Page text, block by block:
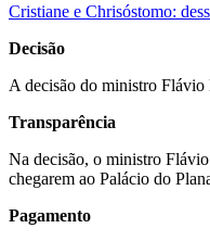
Cristiane e Chrisóstomo:
Decisão
A decisão do ministro Flávio
Transparência
Na decisão, o ministro Flávio
chegarem ao Palácio do
Pagamento